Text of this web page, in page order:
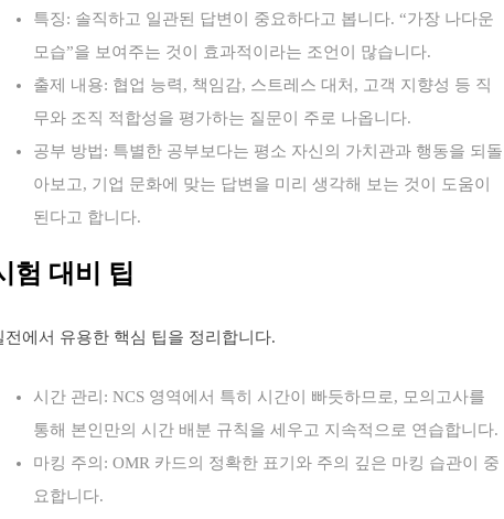
특징: 솔직하고 일관된 답변이 중요하다고 봅니다. “가장 나다운
모습”을 보여주는 것이 효과적이라는 조언이 많습니다.
출제 내용: 협업 능력, 책임감, 스트레스 대처, 고객 지향성 등 직
무와 조직 적합성을 평가하는 질문이 주로 나옵니다.
공부 방법: 특별한 공부보다는 평소 자신의 가치관과 행동을 되돌
아보고, 기업 문화에 맞는 답변을 미리 생각해 보는 것이 도움이
된다고 합니다.
험 대비 팁
전에서 유용한 핵심 팁을 정리합니다.
시간 관리: NCS 영역에서 특히 시간이 빠듯하므로, 모의고사를
통해 본인만의 시간 배분 규칙을 세우고 지속적으로 연습합니다.
마킹 주의: OMR 카드의 정확한 표기와 주의 깊은 마킹 습관이 중
요합니다.